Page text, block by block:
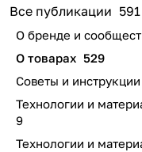
Все публикации 591
О бренде и
О товарах 529
Советы и инструкции
Технологии и
9
Технологии и